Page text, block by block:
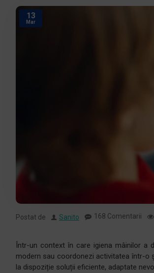
13
Mar
Postat de Sanito 168 Comentarii
Într-un context în care igiena mâinilor a
modern sau coordonezi activitatea într-o
la dispoziție soluții eficiente, adaptate